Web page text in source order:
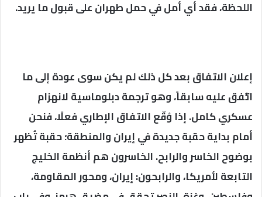
اللحظة، فقد أي أمل في حمل طهران على قبول ما يريد.
إعلان الاتفاق بعد كل ذلك لم يكن سوى عودة إلى ما
اتُّفق عليه سابقاً، وهو ترجمة دبلوماسية لانهزام
عسكري كامل. إذا وُقّع الاتفاق الإطاري فعلًا، فنحن
أمام بداية حقبة جديدة في إيران والمنطقة؛ حقبة تُظهر
بوضوح الخاسر والرابح. الخاسرون هم أنظمة الخليج
التابعة لأمريكا، والرابحون: إيران، ومحور المقاومة،